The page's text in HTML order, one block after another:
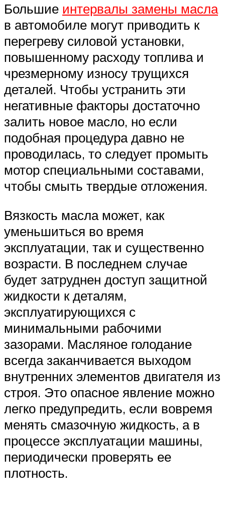
Большие интервалы замены масла
в автомобиле могут приводить к
перегреву силовой установки,
повышенному расходу топлива и
чрезмерному износу трущихся
деталей. Чтобы устранить эти
негативные факторы достаточно
залить новое масло, но если
подобная процедура давно не
проводилась, то следует промыть
мотор специальными составами,
чтобы смыть твердые отложения.
Вязкость масла может, как
уменьшиться во время
эксплуатации, так и существенно
возрасти. В последнем случае
будет затруднен доступ защитной
жидкости к деталям,
эксплуатирующихся с
минимальными рабочими
зазорами. Масляное голодание
всегда заканчивается выходом
внутренних элементов двигателя из
строя. Это опасное явление можно
легко предупредить, если вовремя
менять смазочную жидкость, а в
процессе эксплуатации машины,
периодически проверять ее
плотность.